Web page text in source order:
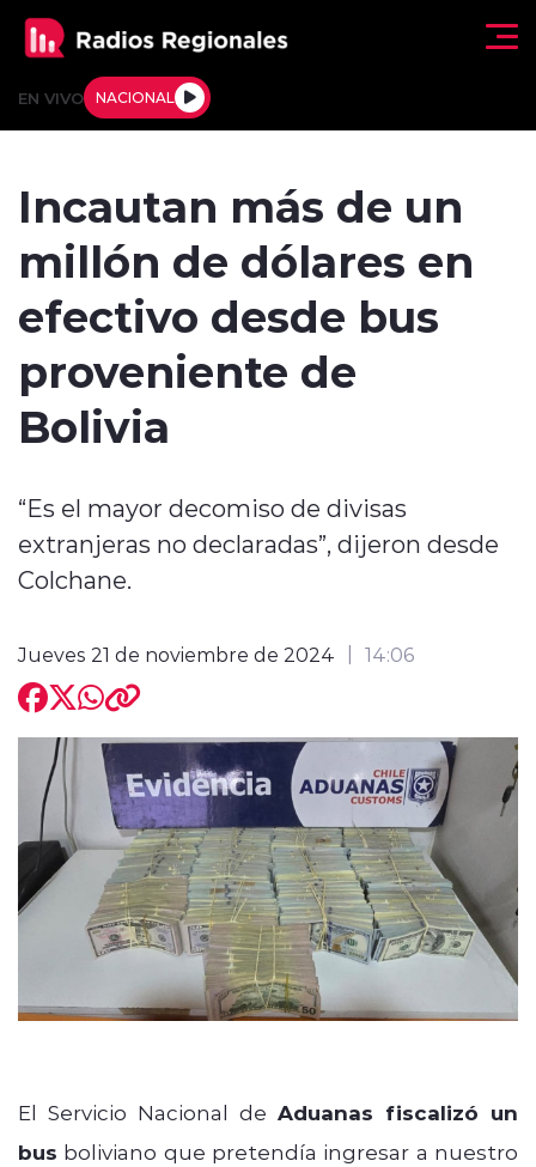
EN VIVO NACIONAL
Tendencias
Internacional
Entrevistas
Incautan más de un
millón de dólares en
efectivo desde bus
proveniente de
Bolivia
“Es el mayor decomiso de divisas
extranjeras no declaradas”, dijeron desde
Colchane.
Jueves 21 de noviembre de 2024 14:06
El Servicio Nacional de Aduanas fiscalizó un
bus boliviano que pretendía ingresar a nuestro